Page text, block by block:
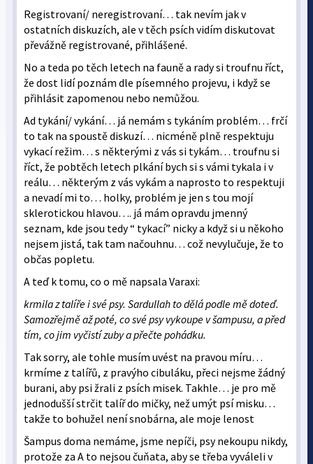
Registrovaní/ neregistrovaní… tak nevím jak v
ostatních diskuzích, ale v těch psích vidím diskutovat
převážně registrované, přihlášené.
No a teda po těch letech na fauně a rady si troufnu říct,
že dost lidí poznám dle písemného projevu, i když se
přihlásit zapomenou nebo nemůžou.
Ad tykání/ vykání… já nemám s tykáním problém… frčí
to tak na spoustě diskuzí… nicméně plně respektuju
vykací režim… s některými z vás si tykám… troufnu si
říct, že pobtěch letech plkání bych si s vámi tykala i v
reálu… některým z vás vykám a naprosto to respektuji
a nevadí mi to… holky, problém je jen s tou mojí
sklerotickou hlavou…. já mám opravdu jmenný
seznam, kde jsou tedy “ tykací” nicky a když si u někoho
nejsem jistá, tak tam načouhnu… což nevylučuje, že to
občas popletu.
A teď k tomu, co o mě napsala Varaxi:
krmila z talíře i své psy. Sardullah to dělá podle mě doteď.
Samozřejmě až poté, co své psy vykoupe v šampusu, a před
tím, co jim vyčistí zuby a přečte pohádku.
Tak sorry, ale tohle musím uvést na pravou míru…
krmíme z talířů, z pravýho cibuláku, přeci nejsme žádný
burani, aby psi žrali z psích misek. Takhle… je pro mě
jednodušší strčit talíř do mičky, než umýt psí misku…
takže to bohužel není snobárna, ale moje lenost
Šampus doma nemáme, jsme nepíči, psy nekoupu nikdy,
protože za A to nejsou čuňata, aby se třeba vyváleli v